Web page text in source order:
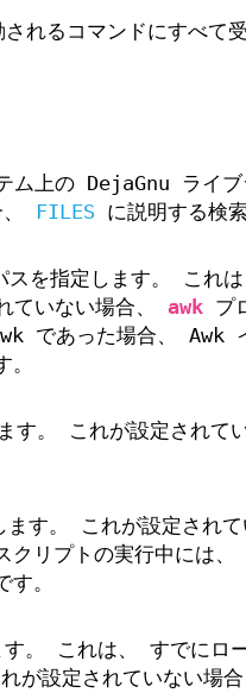
れるコマンドにすべて受
ム上の DejaGnu ライブ
FILES に説明する検
スを指定します。 これ
ていない場合、 awkプ
であった場合、 Awk
す。 これが設定されて
す。 これが設定され
クリプトの実行中には、
。
。 これは、 すでにロ
が設定されていない場